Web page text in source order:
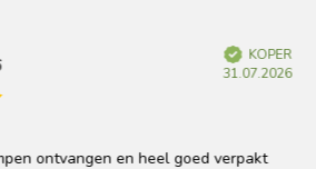
KOPER
31.07.2026
en heel goed verpakt